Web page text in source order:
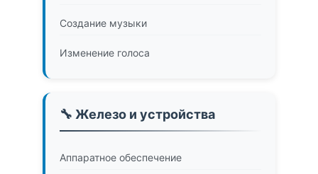
Создание музыки
Изменение голоса
🔧 Железо и устройства
Аппаратное обеспечение